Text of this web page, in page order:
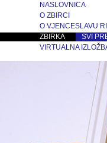
NASLOVNICA
O ZBIRCI
O VJENCESLAVU
ZBIRKA
SVI
VIRTUALNA